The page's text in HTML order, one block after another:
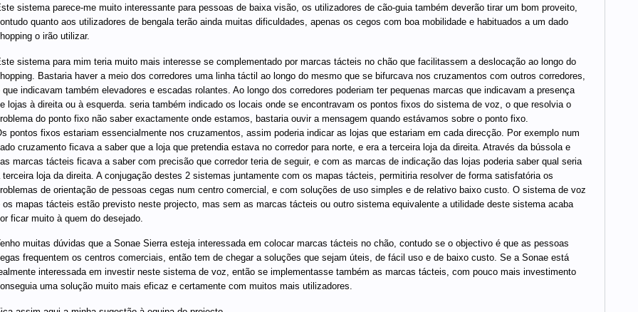
sistema parece-me muito interessante para pessoas de baixa visão, os utilizadores de cão-guia também deverão tirar um bom proveito,
quanto aos utilizadores de bengala terão ainda muitas dificuldades, apenas os cegos com boa mobilidade e habituados a um dado
o irão utilizar.
sistema para mim teria muito mais interesse se complementado por marcas tácteis no chão que facilitassem a deslocação ao longo do
Bastaria haver a meio dos corredores uma linha táctil ao longo do mesmo que se bifurcava nos cruzamentos com outros corredores,
que indicavam também elevadores e escadas rolantes. Ao longo dos corredores poderiam ter pequenas marcas que indicavam a presença
lojas à direita ou à esquerda. seria também indicado os locais onde se encontravam os pontos fixos do sistema de voz, o que resolvia o
do ponto fixo não saber exactamente onde estamos, bastaria ouvir a mensagem quando estávamos sobre o ponto fixo.
pontos fixos estariam essencialmente nos cruzamentos, assim poderia indicar as lojas que estariam em cada direcção. Por exemplo num
cruzamento ficava a saber que a loja que pretendia estava no corredor para norte, e era a terceira loja da direita. Através da bússola e
marcas tácteis ficava a saber com precisão que corredor teria de seguir, e com as marcas de indicação das lojas poderia saber qual seria
terceira loja da direita. A conjugação destes 2 sistemas juntamente com os mapas tácteis, permitiria resolver de forma satisfatória os
de orientação de pessoas cegas num centro comercial, e com soluções de uso simples e de relativo baixo custo. O sistema de voz
os mapas tácteis estão previsto neste projecto, mas sem as marcas tácteis ou outro sistema equivalente a utilidade deste sistema acaba
ficar muito à quem do desejado.
muitas dúvidas que a Sonae Sierra esteja interessada em colocar marcas tácteis no chão, contudo se o objectivo é que as pessoas
frequentem os centros comerciais, então tem de chegar a soluções que sejam úteis, de fácil uso e de baixo custo. Se a Sonae está
interessada em investir neste sistema de voz, então se implementasse também as marcas tácteis, com pouco mais investimento
uma solução muito mais eficaz e certamente com muitos mais utilizadores.